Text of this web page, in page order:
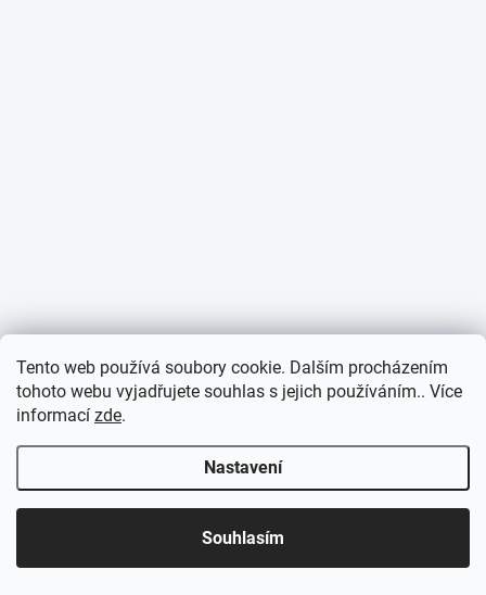
Tento web používá soubory cookie. Dalším procházením
tohoto webu vyjadřujete souhlas s jejich používáním.. Více
informací zde.
Nastavení
Souhlasím